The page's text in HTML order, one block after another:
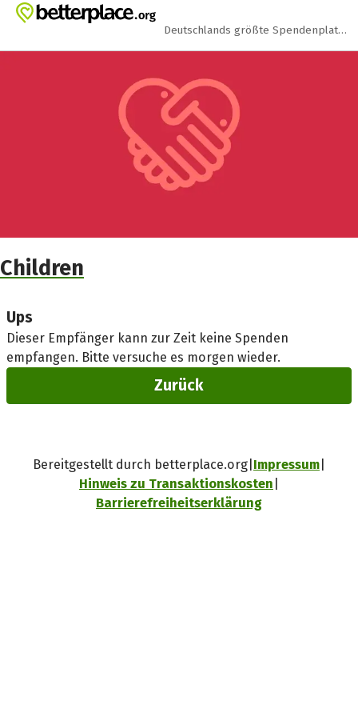
Zum Hauptinhalt springen
Erklärung zur Barrierefreiheit anzeigen
Deutschlands größte Spendenplattform
Children
Ups
Dieser Empfänger kann zur Zeit keine Spenden
empfangen. Bitte versuche es morgen wieder.
Zurück
Bereitgestellt durch betterplace.org Impressum
Hinweis zu Transaktionskosten
Barrierefreiheitserklärung